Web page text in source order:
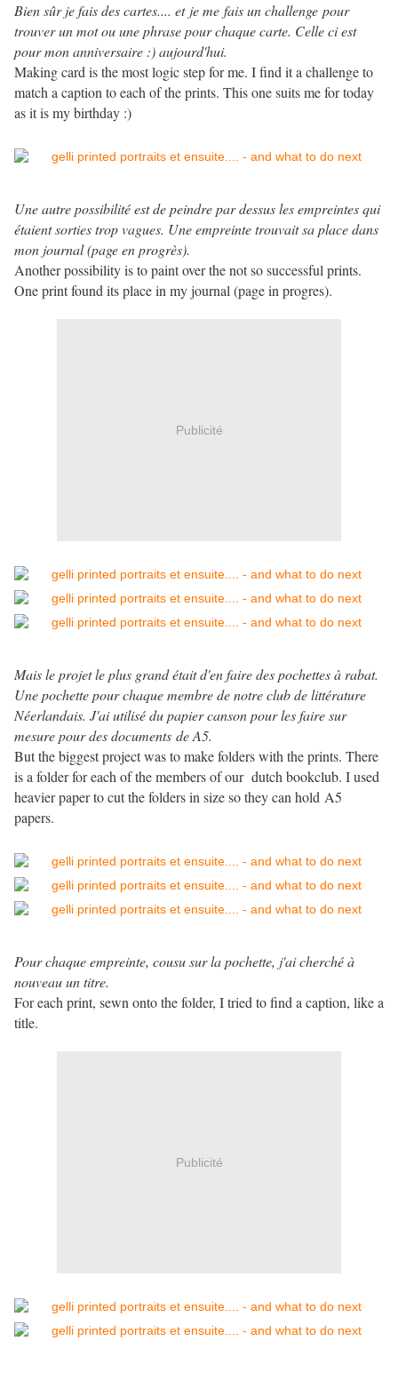
Bien sûr je fais des cartes.... et je me fais un challenge pour
trouver un mot ou une phrase pour chaque carte. Celle ci est
pour mon anniversaire :) aujourd'hui.
Making card is the most logic step for me. I find it a challenge to
match a caption to each of the prints. This one suits me for today
as it is my birthday :)
Une autre possibilité est de peindre par dessus les empreintes qui
étaient sorties trop vagues. Une empreinte trouvait sa place dans
mon journal (page en progrès).
Another possibility is to paint over the not so successful prints.
One print found its place in my journal (page in progres).
Publicité
Mais le projet le plus grand était d'en faire des pochettes à rabat.
Une pochette pour chaque membre de notre club de littérature
Néerlandais. J'ai utilisé du papier canson pour les faire sur
mesure pour des documents de A5.
But the biggest project was to make folders with the prints. There
is a folder for each of the members of our dutch bookclub. I used
heavier paper to cut the folders in size so they can hold A5
papers.
Pour chaque empreinte, cousu sur la pochette, j'ai cherché à
nouveau un titre.
For each print, sewn onto the folder, I tried to find a caption, like a
title.
Publicité